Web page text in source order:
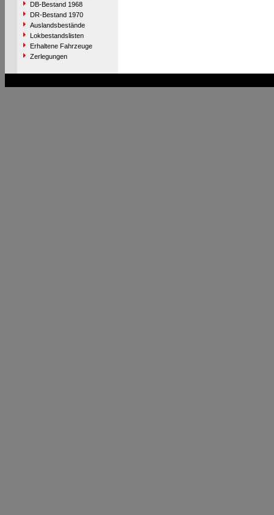
DB-Bestand 1968
DR-Bestand 1970
Auslandsbestände
Lokbestandslisten
Erhaltene Fahrzeuge
Zerlegungen